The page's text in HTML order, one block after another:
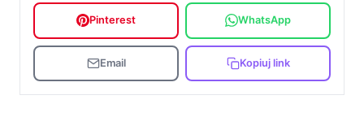
Pinterest WhatsApp
Email Kopiuj link